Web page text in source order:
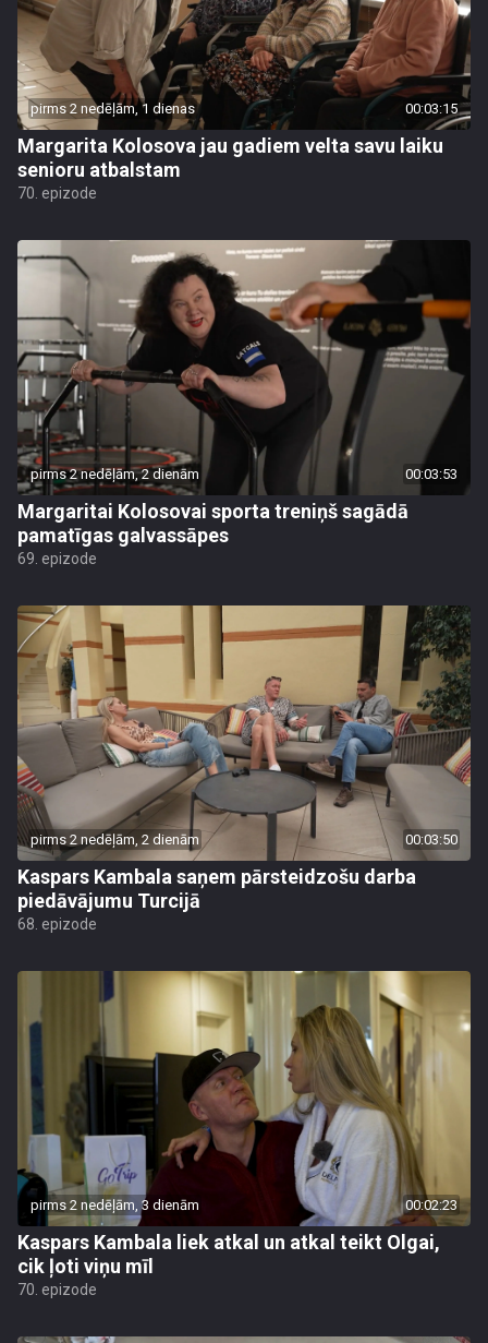
pirms 2 nedēļām, 1 dienas 00:03:15
Margarita Kolosova jau gadiem velta savu laiku
senioru atbalstam
70. epizode
pirms 2 nedēļām, 2 dienām 00:03:53
Margaritai Kolosovai sporta treniņš sagādā
pamatīgas galvassāpes
69. epizode
pirms 2 nedēļām, 2 dienām 00:03:50
Kaspars Kambala saņem pārsteidzošu darba
piedāvājumu Turcijā
68. epizode
pirms 2 nedēļām, 3 dienām 00:02:23
Kaspars Kambala liek atkal un atkal teikt Olgai,
cik ļoti viņu mīl
70. epizode